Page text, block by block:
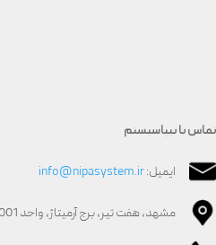
تماس با نیپاسیستم
ایمیل:info@nipasystem.ir
مشهد، هفت تیر، برج آرمیتاژ، واحد 1001